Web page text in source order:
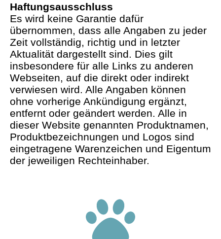
Haftungsausschluss
Es wird keine Garantie dafür
übernommen, dass alle Angaben zu jeder
Zeit vollständig, richtig und in letzter
Aktualität dargestellt sind. Dies gilt
insbesondere für alle Links zu anderen
Webseiten, auf die direkt oder indirekt
verwiesen wird. Alle Angaben können
ohne vorherige Ankündigung ergänzt,
entfernt oder geändert werden. Alle in
dieser Website genannten Produktnamen,
Produktbezeichnungen und Logos sind
eingetragene Warenzeichen und Eigentum
der jeweiligen Rechteinhaber.